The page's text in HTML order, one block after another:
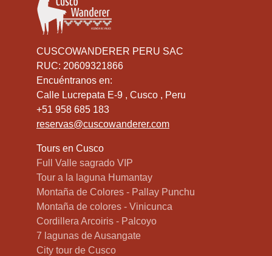
CUSCOWANDERER PERU SAC
RUC: 20609321866
Encuéntranos en:
Calle Lucrepata E-9 , Cusco , Peru
+51 958 685 183
reservas@cuscowanderer.com
Tours en Cusco
Full Valle sagrado VIP
Tour a la laguna Humantay
Montaña de Colores - Pallay Punchu
Montaña de colores - Vinicunca
Cordillera Arcoiris - Palcoyo
7 lagunas de Ausangate
City tour de Cusco